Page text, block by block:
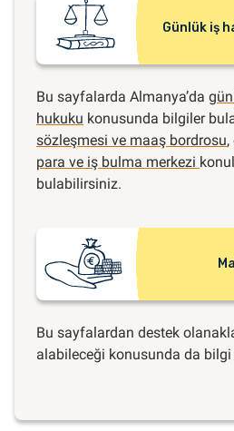
Günlük iş
Bu sayfalarda Almanya’da
hukuku konusunda bilgiler
sözleşmesi ve maaş bordrosu
para ve iş bulma merkezi
bulabilirsiniz.
Bu sayfalardan destek
alabileceği konusunda da